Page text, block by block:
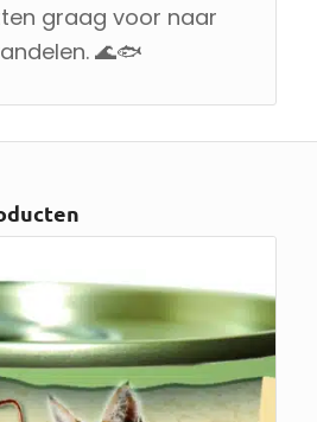
graag voor naar
🌊🐟